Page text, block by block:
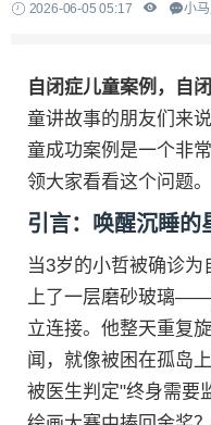
2026-06-05 05:17
小
自闭症儿童案例，自
童讲故事的朋友们来
童成功案例是一个非
领大家看看这个问题。
引言：唤醒沉睡的
当3岁的小哲被确诊
上了一层磨砂玻璃——
立连接。他整天重复
闻，就像被困在孤岛
被医生判定"终身需要